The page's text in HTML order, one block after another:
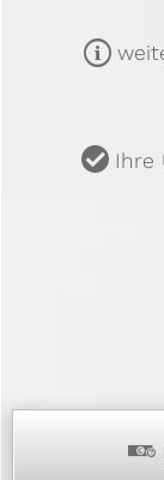
m
u Ihre
p